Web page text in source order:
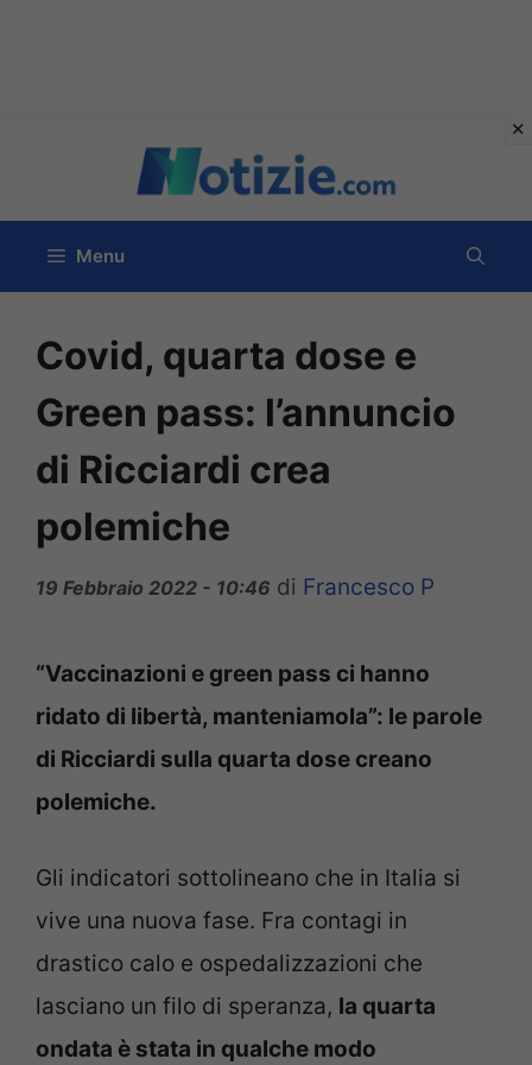
contenuto
Menu
Covid, quarta dose e
Green pass: l’annuncio
di Ricciardi crea
polemiche
19 Febbraio 2022 - 10:46 di Francesco P
“Vaccinazioni e green pass ci hanno
ridato di libertà, manteniamola”: le parole
di Ricciardi sulla quarta dose creano
polemiche.
Gli indicatori sottolineano che in Italia si
vive una nuova fase. Fra contagi in
drastico calo e ospedalizzazioni che
lasciano un filo di speranza, la quarta
ondata è stata in qualche modo